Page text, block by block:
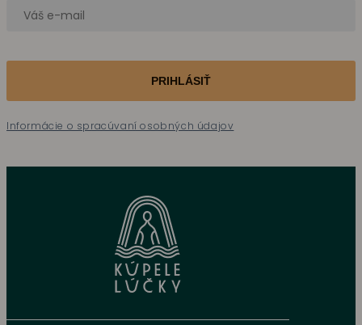
PRIHLÁSIŤ
Informácie o spracúvaní osobných údajov